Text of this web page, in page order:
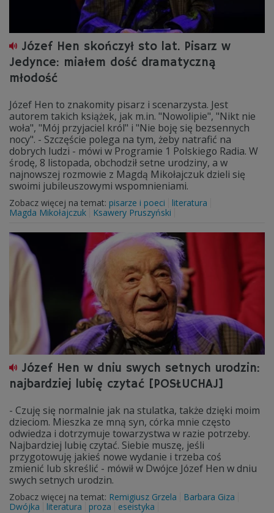
Józef Hen skończył sto lat. Pisarz w
Jedynce: miałem dość dramatyczną
młodość
Józef Hen to znakomity pisarz i scenarzysta. Jest
autorem takich książek, jak m.in. "Nowolipie", "Nikt nie
woła", "Mój przyjaciel król" i "Nie boję się bezsennych
nocy". - Szczęście polega na tym, żeby natrafić na
dobrych ludzi - mówi w Programie 1 Polskiego Radia. W
środę, 8 listopada, obchodził setne urodziny, a w
najnowszej rozmowie z Magdą Mikołajczuk dzieli się
swoimi jubileuszowymi wspomnieniami.
Zobacz więcej na temat: pisarze i poeci
literatura
Magda Mikołajczuk
Ksawery Pruszyński
Józef Hen w dniu swych setnych urodzin:
najbardziej lubię czytać [POSŁUCHAJ]
- Czuję się normalnie jak na stulatka, także dzięki moim
dzieciom. Mieszka ze mną syn, córka mnie często
odwiedza i dotrzymuje towarzystwa w razie potrzeby.
Najbardziej lubię czytać. Siebie muszę, jeśli
przygotowuję jakieś nowe wydanie i trzeba coś
zmienić lub skreślić - mówił w Dwójce Józef Hen w dniu
swych setnych urodzin.
Zobacz więcej na temat: Remigiusz Grzela
Barbara Giza
Dwójka
literatura proza eseistyka